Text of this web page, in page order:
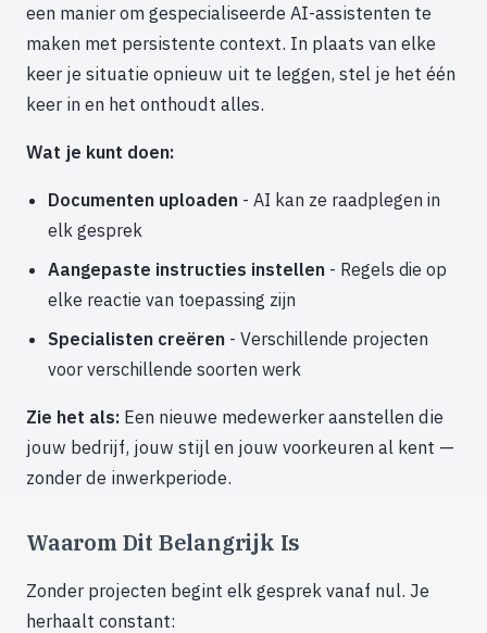
een manier om gespecialiseerde AI-assistenten te
maken met persistente context. In plaats van elke
keer je situatie opnieuw uit te leggen, stel je het één
keer in en het onthoudt alles.
Wat je kunt doen:
Documenten uploaden - AI kan ze raadplegen in
elk gesprek
Aangepaste instructies instellen - Regels die op
elke reactie van toepassing zijn
Specialisten creëren - Verschillende projecten
voor verschillende soorten werk
Zie het als: Een nieuwe medewerker aanstellen die
jouw bedrijf, jouw stijl en jouw voorkeuren al kent —
zonder de inwerkperiode.
Waarom Dit Belangrijk Is
Zonder projecten begint elk gesprek vanaf nul. Je
herhaalt constant: